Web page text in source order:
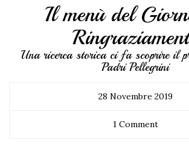
Il menù del
Una ricerca storica ci fa scoprire il
Padri Pellegrini
28 Novembre 2019
1 Comment